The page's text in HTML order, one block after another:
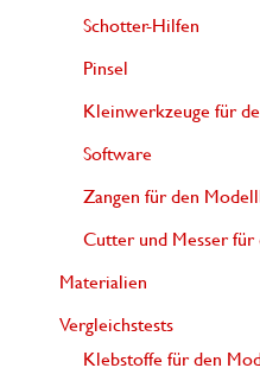
Schotter-Hilfen
Pinsel
Kleinwerkzeuge für
Software
Zangen für den
Cutter und Messer für
Materialien
Vergleichstests
Klebstoffe für den